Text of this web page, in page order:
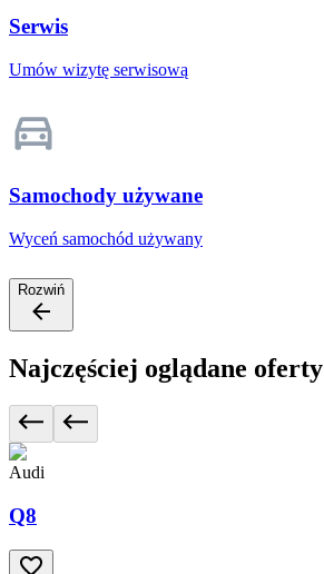
Serwis
Umów wizytę serwisową
Samochody używane
Wyceń samochód używany
Rozwiń
Najczęściej oglądane oferty
Audi
Q8